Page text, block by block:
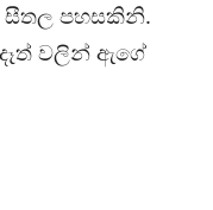
සීතල පහසකිනි.
වලින් ඇගේ